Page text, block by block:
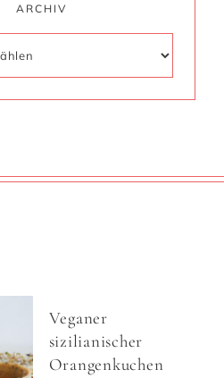
ARCHIV
Veganer
sizilianischer
Orangenkuchen